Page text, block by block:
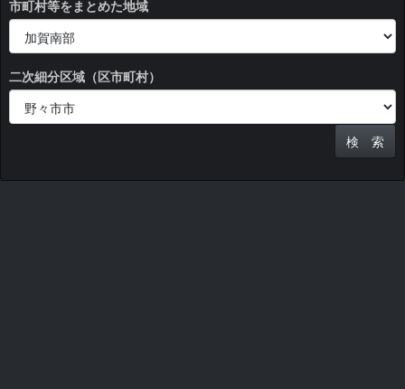
市町村等をまとめた地域
二次細分区域（区市町村）